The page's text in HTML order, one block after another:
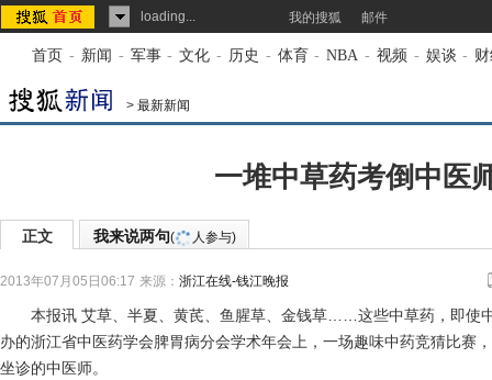
loading... 我的搜狐 邮件
首页 - 新闻 - 军事 - 文化 - 历史 - 体育 - NBA - 视频 - 娱谈 -
> 最新新闻
一堆中草药考倒中医
正文 我来说两句( 人参与)
2013年07月05日06:17 来源： 浙江在线-钱江晚报
本报讯 艾草、半夏、黄芪、鱼腥草、金钱草……这些中草药，即使
办的浙江省中医药学会脾胃病分会学术年会上，一场趣味中药竞猜比赛
坐诊的中医师。